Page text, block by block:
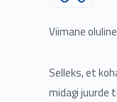
Viimane
Selleks, et
midagi juurde